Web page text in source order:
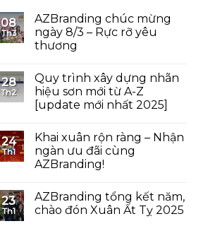
08
Th3
AZBranding chúc mừng
ngày 8/3 – Rực rỡ yêu
thương
28
Th2
Quy trình xây dựng nhãn
hiệu sơn mới từ A-Z
[update mới nhất 2025]
24
Th1
Khai xuân rộn ràng – Nhận
ngàn ưu đãi cùng
AZBranding!
23
Th1
AZBranding tổng kết năm,
chào đón Xuân Ất Tỵ 2025